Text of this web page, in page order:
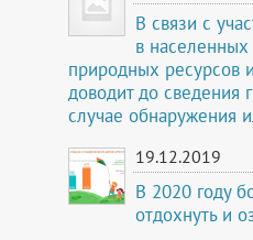
В связи с
в
природных
доводит до сведения
случае обнаружения
19.12.2019
В 2020 году
отдохнуть и